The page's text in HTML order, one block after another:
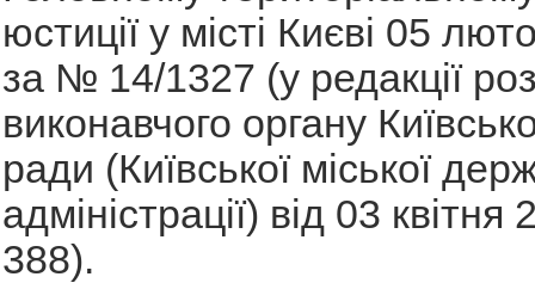
юстиції у місті Києві 05
за № 14/1327 (у редакції
виконавчого органу
ради (Київської міської
адміністрації) від 03
388).